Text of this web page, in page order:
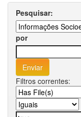
Pesquisar:
por
Filtros correntes: